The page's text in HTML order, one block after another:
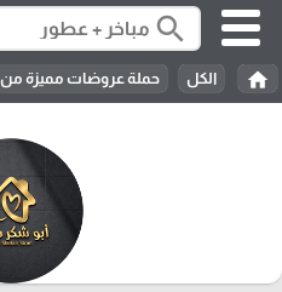
search
home الكل حملة عروضات مميزة